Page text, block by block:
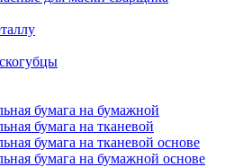
бумага на бумажной
бумага на тканевой
бумага на тканевой основе
бумага на бумажной основе